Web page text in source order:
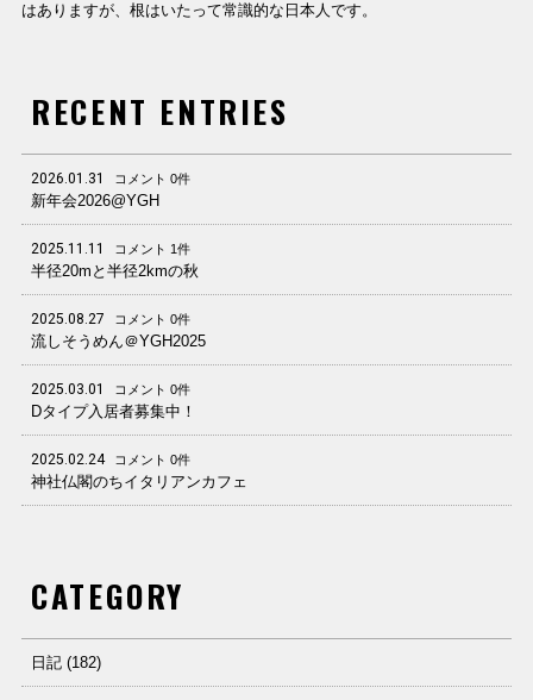
はありますが、根はいたって常識的な日本人です。
RECENT ENTRIES
2026.01.31 コメント 0件
新年会2026@YGH
2025.11.11 コメント 1件
半径20mと半径2kmの秋
2025.08.27 コメント 0件
流しそうめん＠YGH2025
2025.03.01 コメント 0件
Dタイプ入居者募集中！
2025.02.24 コメント 0件
神社仏閣のちイタリアンカフェ
CATEGORY
日記 (182)